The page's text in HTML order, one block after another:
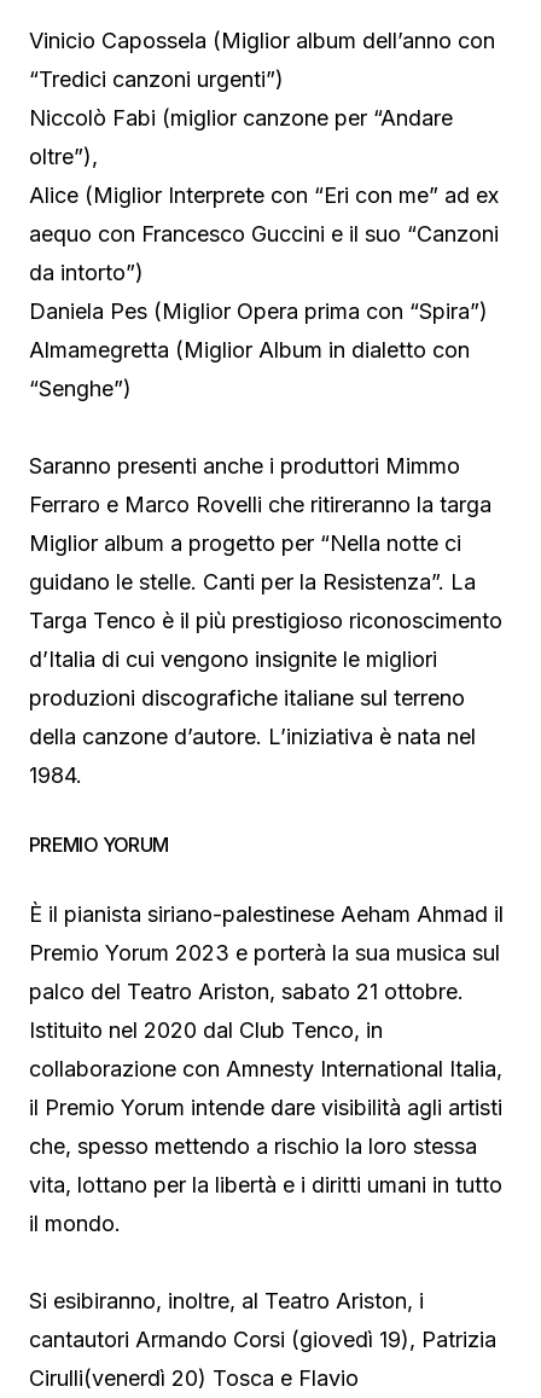
Vinicio Capossela (Miglior album dell’anno con
“Tredici canzoni urgenti”)
Niccolò Fabi (miglior canzone per “Andare
oltre”),
Alice (Miglior Interprete con “Eri con me” ad ex
aequo con Francesco Guccini e il suo “Canzoni
da intorto”)
Daniela Pes (Miglior Opera prima con “Spira”)
Almamegretta (Miglior Album in dialetto con
“Senghe”)
Saranno presenti anche i produttori Mimmo
Ferraro e Marco Rovelli che ritireranno la targa
Miglior album a progetto per “Nella notte ci
guidano le stelle. Canti per la Resistenza”. La
Targa Tenco è il più prestigioso riconoscimento
d’Italia di cui vengono insignite le migliori
produzioni discografiche italiane sul terreno
della canzone d’autore. L’iniziativa è nata nel
1984.
PREMIO YORUM
È il pianista siriano-palestinese Aeham Ahmad il
Premio Yorum 2023 e porterà la sua musica sul
palco del Teatro Ariston, sabato 21 ottobre.
Istituito nel 2020 dal Club Tenco, in
collaborazione con Amnesty International Italia,
il Premio Yorum intende dare visibilità agli artisti
che, spesso mettendo a rischio la loro stessa
vita, lottano per la libertà e i diritti umani in tutto
il mondo.
Si esibiranno, inoltre, al Teatro Ariston, i
cantautori Armando Corsi (giovedì 19), Patrizia
Cirulli(venerdì 20) Tosca e Flavio